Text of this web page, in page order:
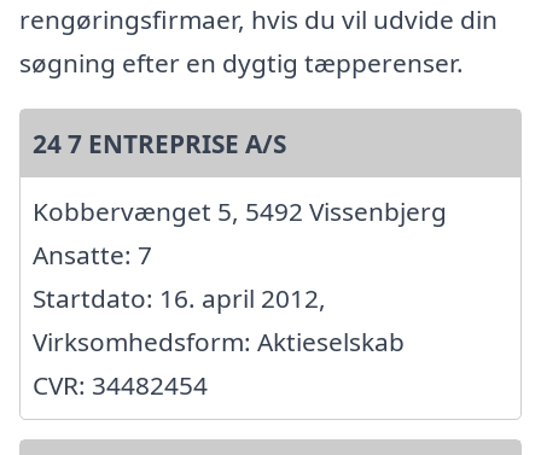
rengøringsfirmaer, hvis du vil udvide din
søgning efter en dygtig tæpperenser.
24 7 ENTREPRISE A/S
Kobbervænget 5, 5492 Vissenbjerg
Ansatte: 7
Startdato: 16. april 2012,
Virksomhedsform: Aktieselskab
CVR: 34482454